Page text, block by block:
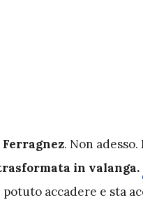
. Non adesso.
in valanga.
potuto accadere e sta